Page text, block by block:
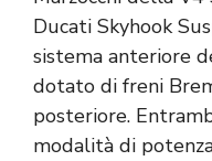
Ducati Skyhook
sistema anteriore
dotato di freni
posteriore.
modalità di